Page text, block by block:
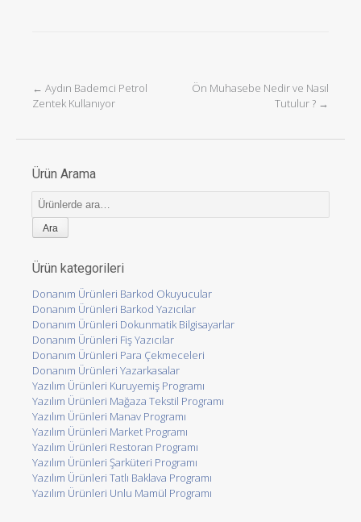
Post navigation
← Aydın Bademci Petrol
Zentek Kullanıyor
Ön Muhasebe Nedir ve Nasıl
Tutulur ? →
Ürün Arama
Ara:
Ürün kategorileri
Donanım Ürünleri Barkod Okuyucular
Donanım Ürünleri Barkod Yazıcılar
Donanım Ürünleri Dokunmatik Bilgisayarlar
Donanım Ürünleri Fiş Yazıcılar
Donanım Ürünleri Para Çekmeceleri
Donanım Ürünleri Yazarkasalar
Yazılım Ürünleri Kuruyemiş Programı
Yazılım Ürünleri Mağaza Tekstil Programı
Yazılım Ürünleri Manav Programı
Yazılım Ürünleri Market Programı
Yazılım Ürünleri Restoran Programı
Yazılım Ürünleri Şarküteri Programı
Yazılım Ürünleri Tatlı Baklava Programı
Yazılım Ürünleri Unlu Mamül Programı